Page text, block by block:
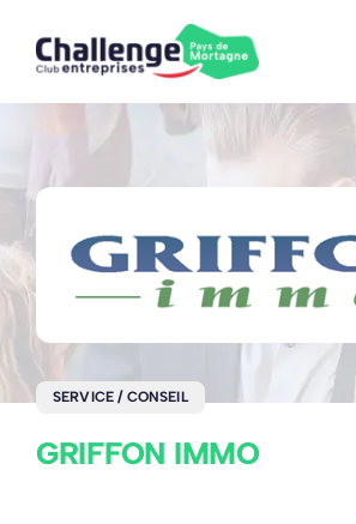
content
SERVICE / CONSEIL
GRIFFON IMMO